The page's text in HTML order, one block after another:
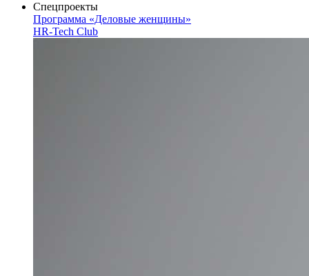
Спецпроекты
Программа «Деловые женщины»
HR-Tech Club